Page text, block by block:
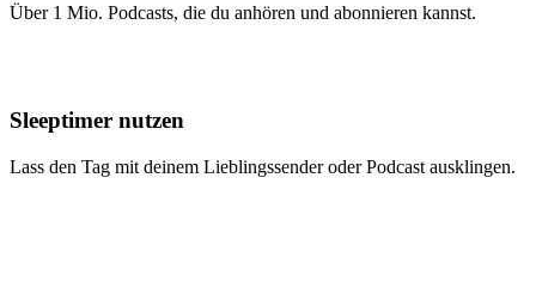
Über 1 Mio. Podcasts, die du anhören und abonnieren kannst.
Sleeptimer nutzen
Lass den Tag mit deinem Lieblingssender oder Podcast ausklingen.